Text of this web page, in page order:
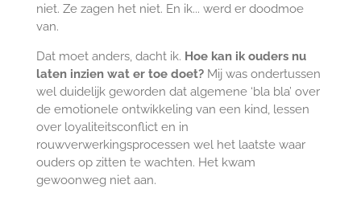
niet. Ze zagen het niet. En ik... werd er doodmoe
van.
Dat moet anders, dacht ik. Hoe kan ik ouders nu
laten inzien wat er toe doet?Mij was ondertussen
wel duidelijk geworden dat algemene ‘bla bla’ over
de emotionele ontwikkeling van een kind, lessen
over loyaliteitsconflict en in
rouwverwerkingsprocessen wel het laatste waar
ouders op zitten te wachten. Het kwam
gewoonweg niet aan.